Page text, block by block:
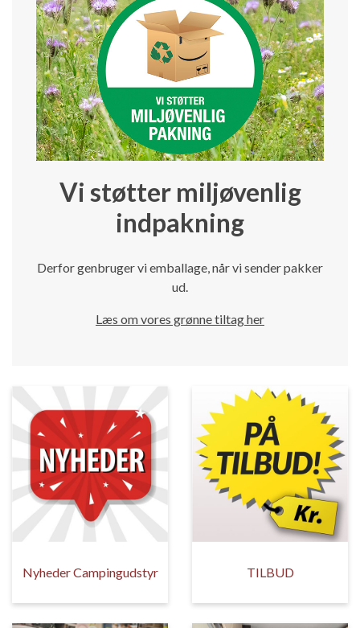
Vi støtter miljøvenlig
indpakning
Derfor genbruger vi emballage, når vi sender pakker
ud.
Læs om vores grønne tiltag her
Nyheder Campingudstyr TILBUD